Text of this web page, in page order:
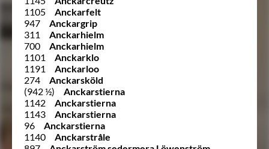
1105
Anckarfelt
947
Anckargrip
311
Anckarhielm
700
Anckarhielm
1101
Anckarklo
1191
Anckarloo
274
Anckarsköld
(942 ½)
Anckarstierna
1142
Anckarstierna
1143
Anckarstierna
96
Anckarstierna
1140
Anckarstråle